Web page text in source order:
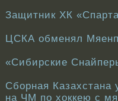
Защитник ХК
ЦСКА обменял
«Сибирские
Сборная Казахстана
на ЧМ по хоккею с